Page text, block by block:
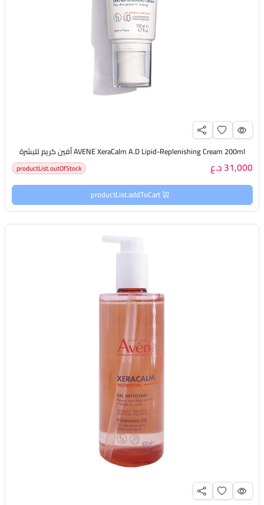
AVENE XeraCalm A.D Lipid-Replenishing Cream 200ml أفين كريم للبشرة
31,000 د.ع productList.outOfStock
productList.addToCart